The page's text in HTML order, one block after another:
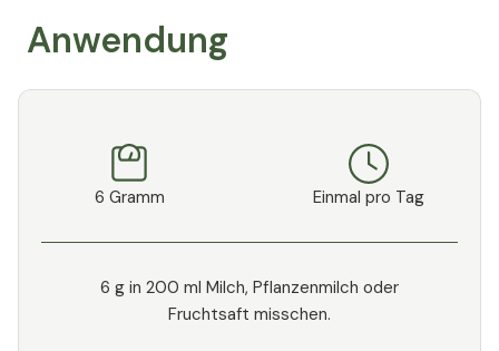
Anwendung
6 Gramm Einmal pro Tag
6 g in 200 ml Milch, Pflanzenmilch oder
Fruchtsaft misschen.